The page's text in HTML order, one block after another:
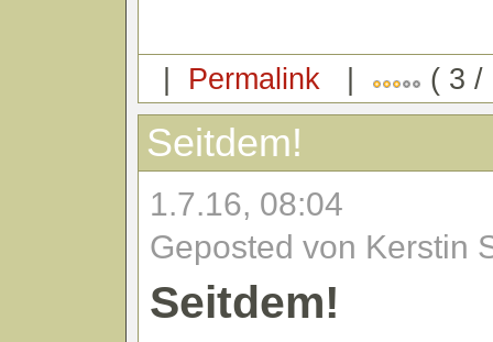
| Permalink | ( 3 /
Seitdem!
1.7.16, 08:04
Geposted von Kerstin
Seitdem!